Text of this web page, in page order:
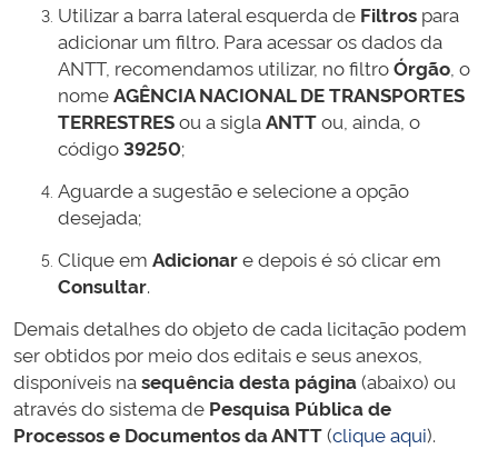
Utilizar a barra lateral esquerda de Filtros para
adicionar um filtro. Para acessar os dados da
ANTT, recomendamos utilizar, no filtroÓrgão , o
nomeAGÊNCIA NACIONAL DE TRANSPORTES
TERRESTRESou a siglaANTTou, ainda, o
código39250;
Aguarde a sugestão e selecione a opção
desejada;
Clique em Adicionare depois é só clicar em
Consultar.
Demais detalhes do objeto de cada licitação podem
ser obtidos por meio dos editais e seus anexos,
disponíveis nasequência desta página(abaixo) ou
através do sistema de Pesquisa Pública de
Processos e Documentos da ANTT(clique aqui).